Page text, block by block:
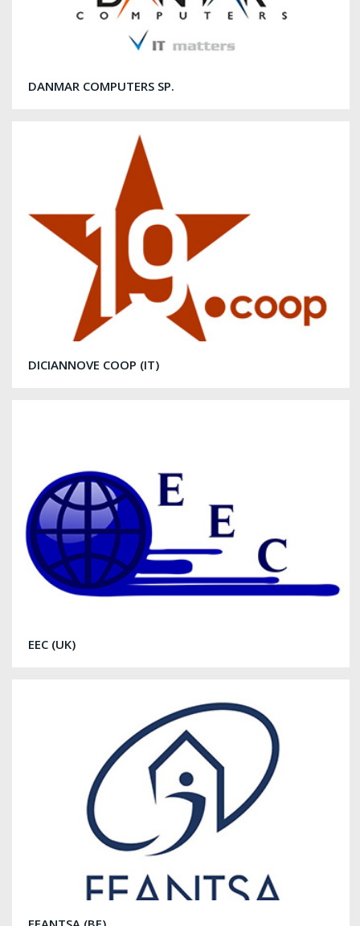
DANMAR COMPUTERS SP.
DICIANNOVE COOP (IT)
EEC (UK)